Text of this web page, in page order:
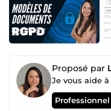
Proposé par
Professionnel